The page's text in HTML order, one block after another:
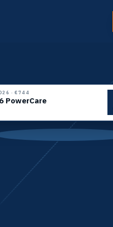
· €744
PowerCare